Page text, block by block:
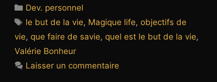
Catégories
Dev. personnel
Étiquettes
le but de la vie, Magique life, objectifs de
vie, que faire de savie, quel est le but de la vie,
Valérie Bonheur
Laisser un commentaire